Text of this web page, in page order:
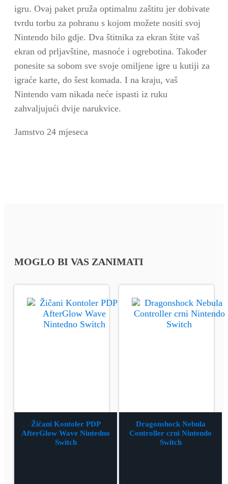
igru. Ovaj paket pruža optimalnu zaštitu jer dobivate
tvrdu torbu za pohranu s kojom možete nositi svoj
Nintendo bilo gdje. Dva štitnika za ekran štite vaš
ekran od prljavštine, masnoće i ogrebotina. Također
ponesite sa sobom sve svoje omiljene igre u kutiji za
igraće karte, do šest komada. I na kraju, vaš
Nintendo vam nikada neće ispasti iz ruku
zahvaljujući dvije narukvice.
Jamstvo 24 mjeseca
MOGLO BI VAS ZANIMATI
Žičani Kontoler PDP
AfterGlow Wave Nintedno
Switch
Dragonshock Nebula
Controller crni Nintendo
Switch